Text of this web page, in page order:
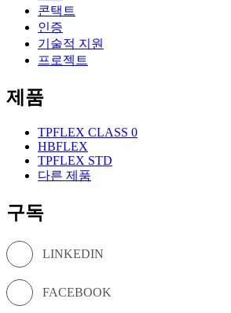
콘택트
인증
기술적 지원
프로젝트
제품
TPFLEX CLASS 0
HBFLEX
TPFLEX STD
다른 제품
구독
LINKEDIN
FACEBOOK